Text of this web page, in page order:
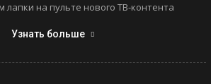
лапки на пульте нового ТВ-контента
Узнать больше